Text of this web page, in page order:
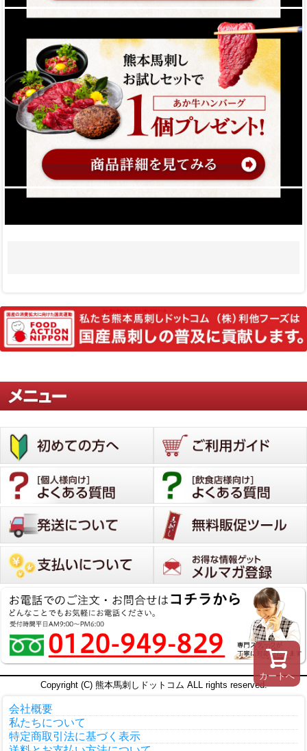
カートへ
Copyright (C) 熊本馬刺しドットコム ALL rights reserved.
会社概要
私たちについて
特定商取引法に基づく表示